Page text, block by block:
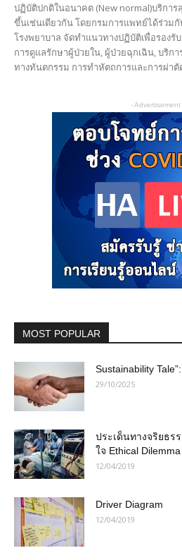
ปฏิบัติปกติในอนาคต (New normal)บริกา
ขึ้นเช่นเดียวกัน โดยกรมการแพทย์ได้ร่วม
โรงพยาบาล จัดทำแนวทางปฏิบัติเพื่อรองรั
การดูแลรักษาผู้ป่วยใน, ผู้ป่วยฉุกเฉิน, บริก
ทางทันตกรรม การทำหัตถการและการผ่าตั
- Advertisement
MOST POPULAR
Sustainability
29/10/2025
ประเด็นทางจริยธร
ใจ Ethical Dilemma
12/04/2019
Driver Diagram
12/04/2019